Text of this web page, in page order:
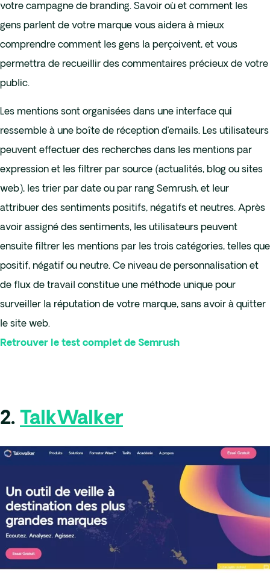
votre campagne de branding. Savoir où et comment les
gens parlent de votre marque vous aidera à mieux
comprendre comment les gens la perçoivent, et vous
permettra de recueillir des commentaires précieux de votre
public.
Les mentions sont organisées dans une interface qui
ressemble à une boîte de réception d’emails. Les utilisateurs
peuvent effectuer des recherches dans les mentions par
expression et les filtrer par source (actualités, blog ou sites
web), les trier par date ou par rang Semrush, et leur
attribuer des sentiments positifs, négatifs et neutres. Après
avoir assigné des sentiments, les utilisateurs peuvent
ensuite filtrer les mentions par les trois catégories, telles que
positif, négatif ou neutre. Ce niveau de personnalisation et
de flux de travail constitue une méthode unique pour
surveiller la réputation de votre marque, sans avoir à quitter
le site web.
Retrouver le test complet de Semrush
2. TalkWalker